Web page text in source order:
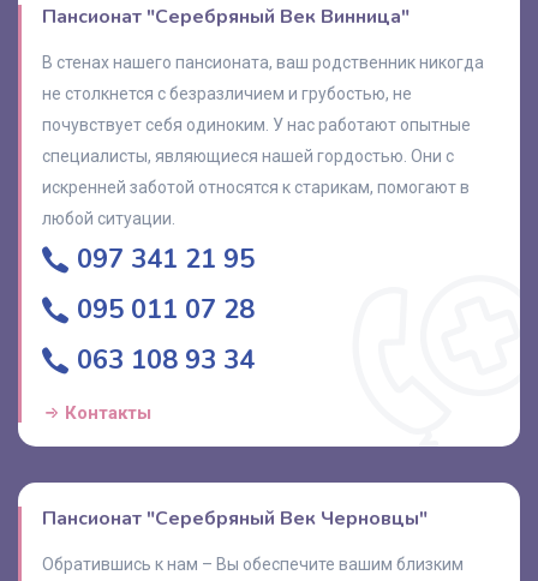
Пансионат "Серебряный Век Винница"
В стенах нашего пансионата, ваш родственник никогда
не столкнется с безразличием и грубостью, не
почувствует себя одиноким. У нас работают опытные
специалисты, являющиеся нашей гордостью. Они с
искренней заботой относятся к старикам, помогают в
любой ситуации.
097 341 21 95
095 011 07 28
063 108 93 34
Контакты
Пансионат "Серебряный Век Черновцы"
Обратившись к нам – Вы обеспечите вашим близким